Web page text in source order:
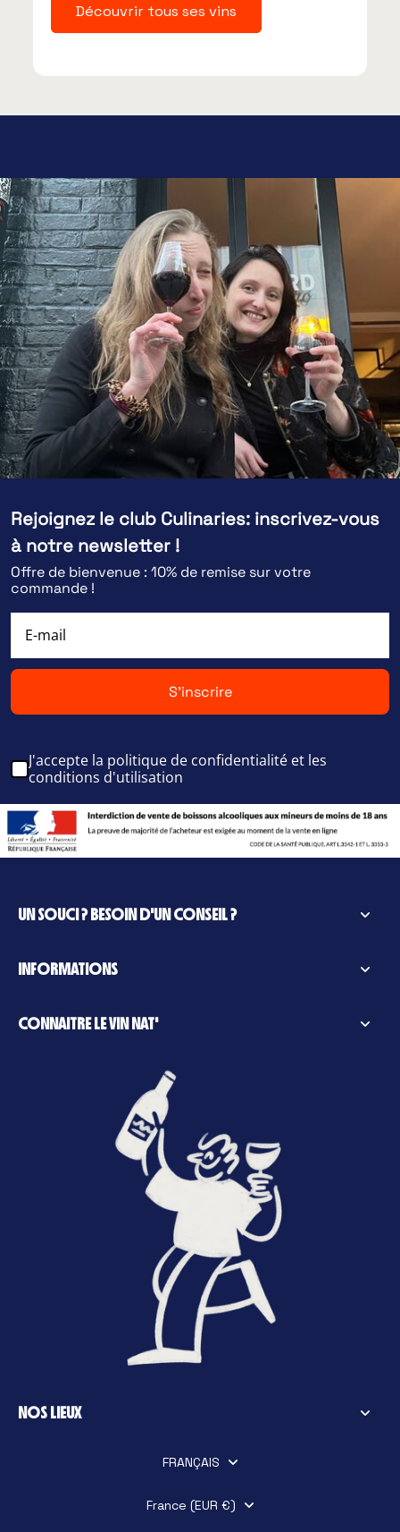
Découvrir tous ses vins
Rejoignez le club Culinaries: inscrivez-vous
à notre newsletter !
Offre de bienvenue : 10% de remise sur votre
commande !
S'inscrire
J'accepte la politique de confidentialité et les
conditions d'utilisation
UN SOUCI ? BESOIN D'UN CONSEIL ?
INFORMATIONS
CONNAITRE LE VIN NAT'
NOS LIEUX
FRANÇAIS
France (EUR €)